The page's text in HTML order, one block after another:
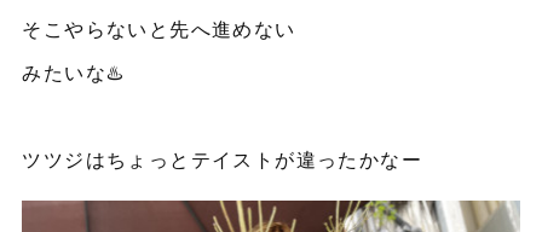
そこやらないと先へ進めない
みたいな♨️
ツツジはちょっとテイストが違ったかなー